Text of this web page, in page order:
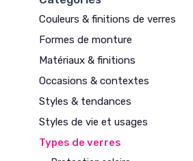
Couleurs & finitions de verres
Formes de monture
Matériaux & finitions
Occasions & contextes
Styles & tendances
Styles de vie et usages
Types de verres